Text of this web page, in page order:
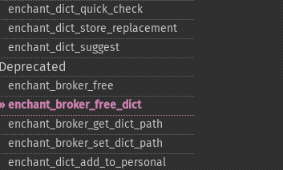
enchant_​dict_​quick_​check
enchant_​dict_​store_​replacement
enchant_​dict_​suggest
Deprecated
enchant_​broker_​free
enchant_​broker_​free_​dict
enchant_​broker_​get_​dict_​path
enchant_​broker_​set_​dict_​path
enchant_​dict_​add_​to_​personal